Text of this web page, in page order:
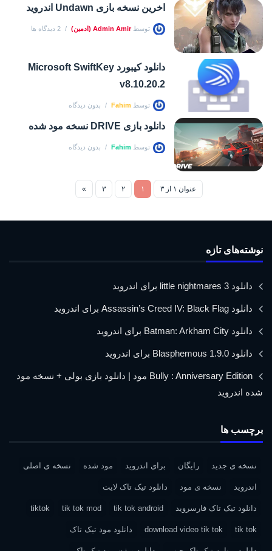
اخرین نسخه بازی Undawn اندروید
توسطAdmin Amir (ادمین) 2 دیدگاه ها
دانلود کیبورد Microsoft SwiftKey
v8.10.20.2
توسط Fahim بدون دیدگاه
دانلود بازی DRIVE نسخه مود شده
توسط Fahim بدون دیدگاه
عنوان ۱ از ۳ ۱ ۲ ۳ »
نوشته‌های تازه
دانلود little nightmares 3 برای اندروید
دانلود Assassin’s Creed IV: Black Flag برای اندروید
دانلود Batman: Arkham City برای اندروید
دانلود Blasphemous 1.9.0 برای اندروید
Bully : Anniversary Edition مود | دانلود بازی بولی + نسخه مود
شده اندروید
برچسب ها
نسخه ی جدید رایگان برای اندروید مود شده نسخه ی اصلی
اندروید نسخه ی مود دانلود تیک تاک لایت
دانلود تیک تاک فارسروید tik tok android
tik tok mod
tiktok
tik tok
download video tik tok دانلود مود تیک تاک